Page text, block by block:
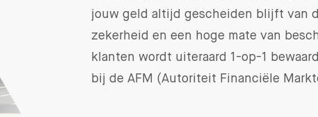
jouw geld altijd gescheiden blijft van
zekerheid en een hoge mate van
klanten wordt uiteraard 1-op-1
bij de AFM (Autoriteit Financiële